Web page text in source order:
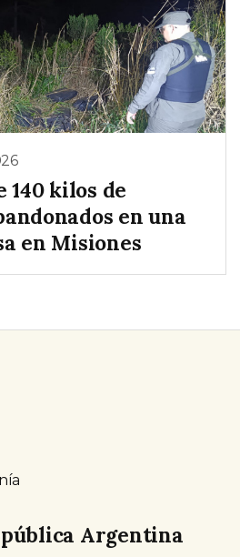
140 kilos de
en una
en Misiones
Argentina